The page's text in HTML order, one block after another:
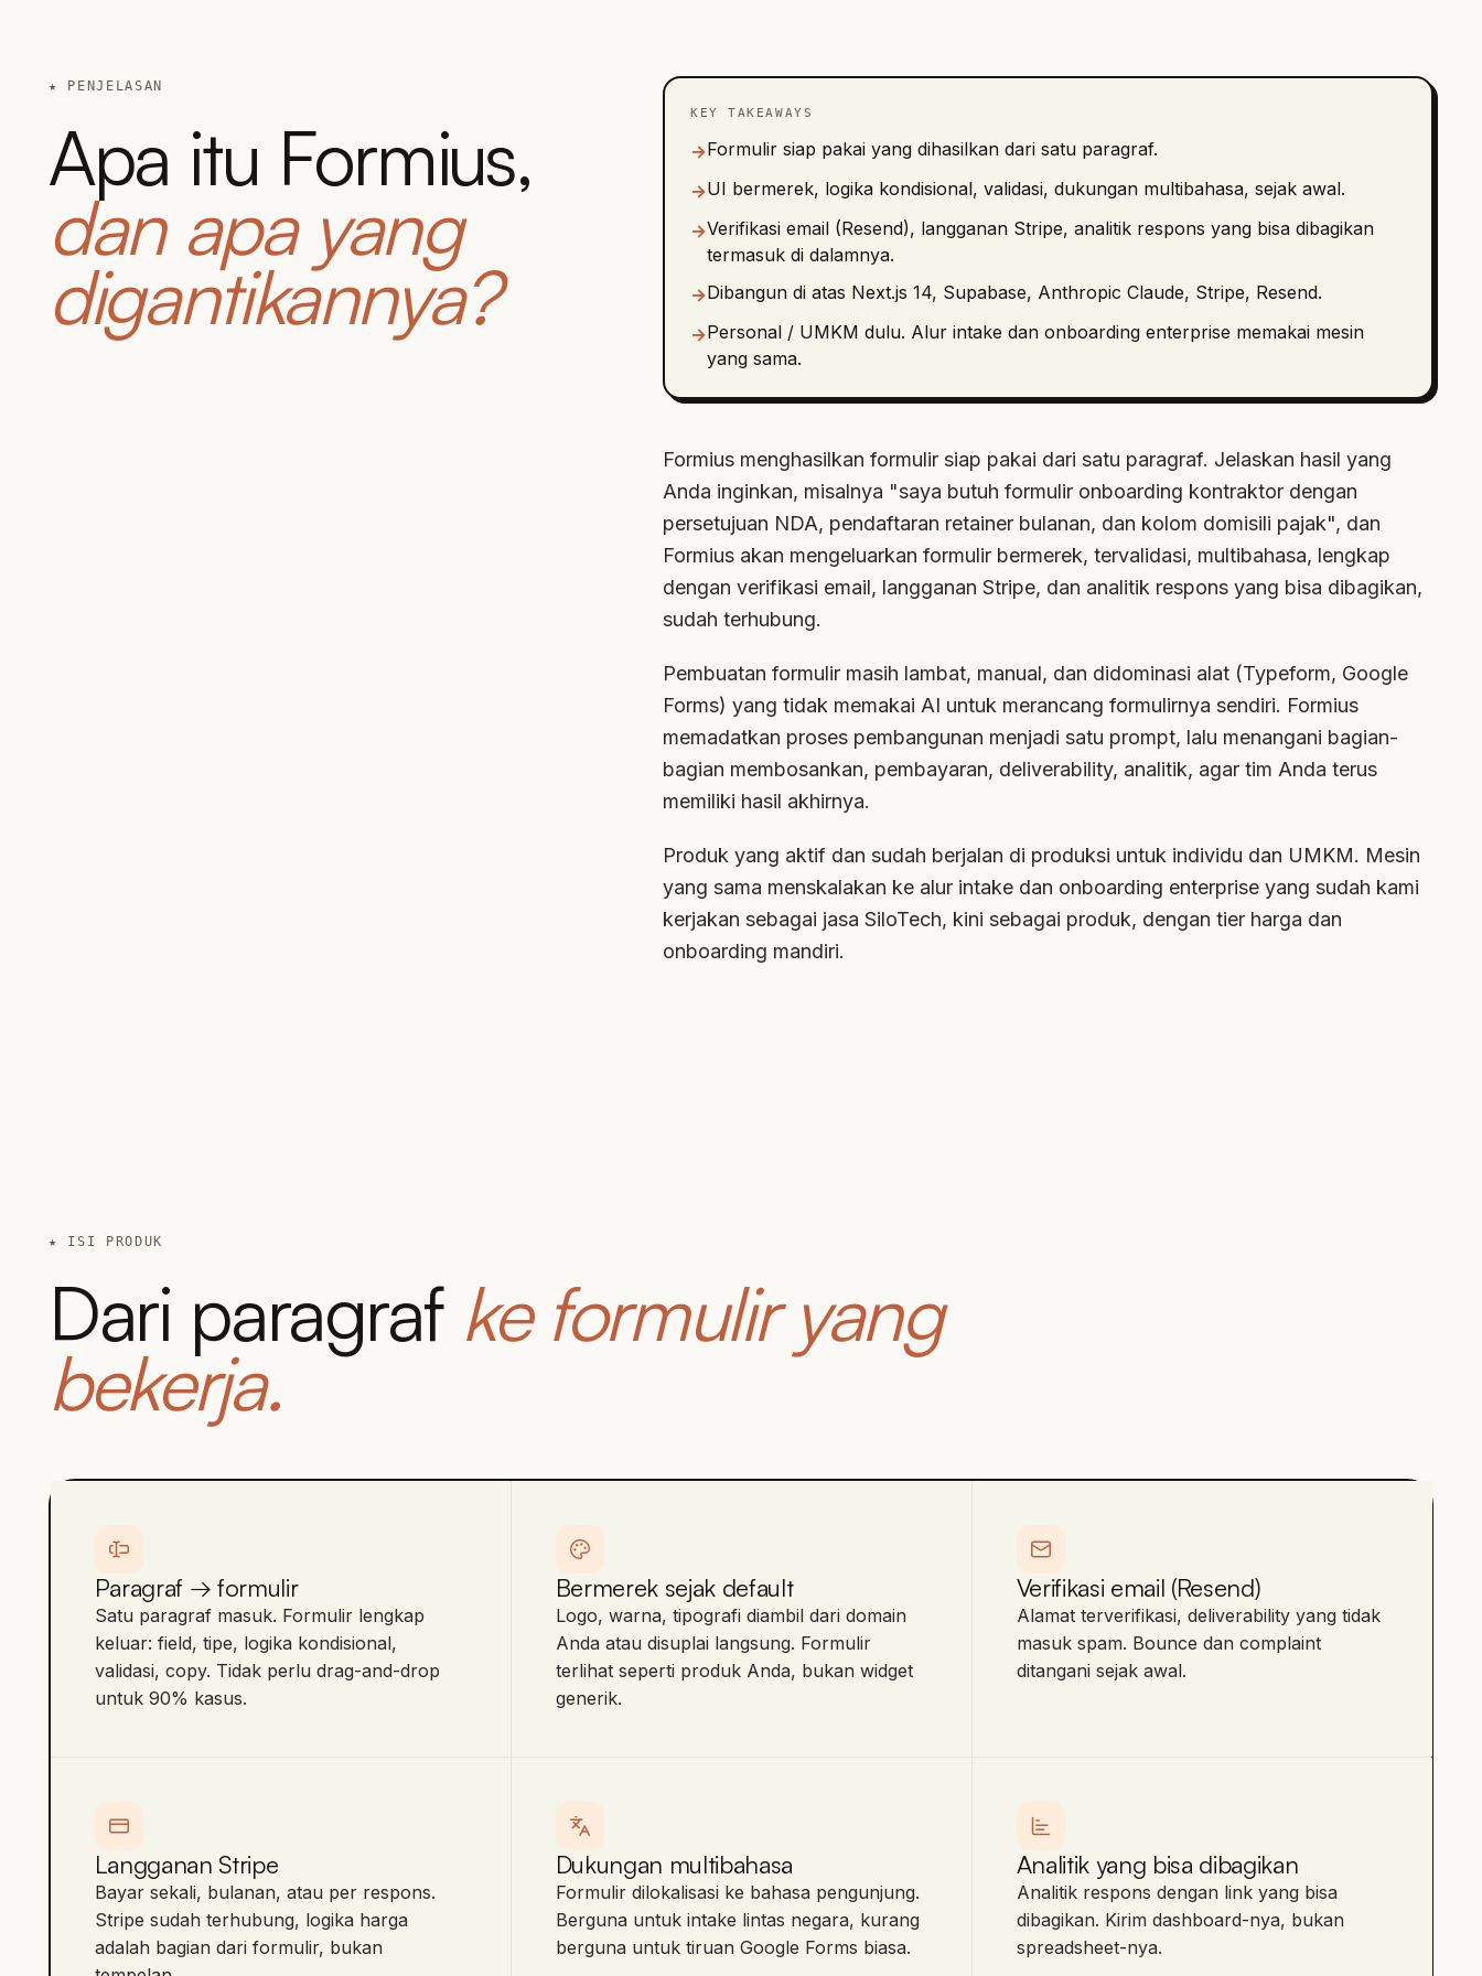
★ PENJELASAN
Apa itu Formius,
dan apa yang
digantikannya?
KEY TAKEAWAYS
→Formulir siap pakai yang dihasilkan dari satu paragraf.
→UI bermerek, logika kondisional, validasi, dukungan multibahasa, sejak awal.
→Verifikasi email (Resend), langganan Stripe, analitik respons yang bisa dibagikan
termasuk di dalamnya.
→Dibangun di atas Next.js 14, Supabase, Anthropic Claude, Stripe, Resend.
→Personal / UMKM dulu. Alur intake dan onboarding enterprise memakai mesin
yang sama.
Formius menghasilkan formulir siap pakai dari satu paragraf. Jelaskan hasil yang
Anda inginkan, misalnya "saya butuh formulir onboarding kontraktor dengan
persetujuan NDA, pendaftaran retainer bulanan, dan kolom domisili pajak", dan
Formius akan mengeluarkan formulir bermerek, tervalidasi, multibahasa, lengkap
dengan verifikasi email, langganan Stripe, dan analitik respons yang bisa dibagikan,
sudah terhubung.
Pembuatan formulir masih lambat, manual, dan didominasi alat (Typeform, Google
Forms) yang tidak memakai AI untuk merancang formulirnya sendiri. Formius
memadatkan proses pembangunan menjadi satu prompt, lalu menangani bagian-
bagian membosankan, pembayaran, deliverability, analitik, agar tim Anda terus
memiliki hasil akhirnya.
Produk yang aktif dan sudah berjalan di produksi untuk individu dan UMKM. Mesin
yang sama menskalakan ke alur intake dan onboarding enterprise yang sudah kami
kerjakan sebagai jasa SiloTech, kini sebagai produk, dengan tier harga dan
onboarding mandiri.
★ ISI PRODUK
Dari paragraf ke formulir yang
bekerja.
Paragraf → formulir
Satu paragraf masuk. Formulir lengkap
keluar: field, tipe, logika kondisional,
validasi, copy. Tidak perlu drag-and-drop
untuk 90% kasus.
Bermerek sejak default
Logo, warna, tipografi diambil dari domain
Anda atau disuplai langsung. Formulir
terlihat seperti produk Anda, bukan widget
generik.
Verifikasi email (Resend)
Alamat terverifikasi, deliverability yang tidak
masuk spam. Bounce dan complaint
ditangani sejak awal.
Langganan Stripe
Bayar sekali, bulanan, atau per respons.
Stripe sudah terhubung, logika harga
adalah bagian dari formulir, bukan
Dukungan multibahasa
Formulir dilokalisasi ke bahasa pengunjung.
Berguna untuk intake lintas negara, kurang
berguna untuk tiruan Google Forms biasa.
Analitik yang bisa dibagikan
Analitik respons dengan link yang bisa
dibagikan. Kirim dashboard-nya, bukan
spreadsheet-nya.